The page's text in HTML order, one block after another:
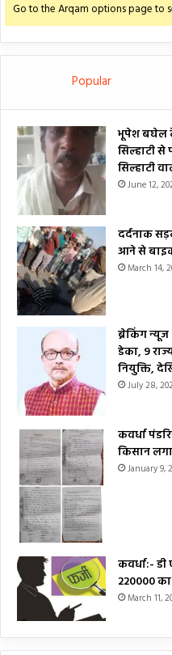
Go to the Arqam options page to
Popular
भूपेश बघेल
सिल्हाटी
सिल्हाटी
June 12,
दर्दनाक
आने से
March 14,
ब्रेकिंग
डेका, 9
नियुक्ति,
July 28,
कवर्धा
किसान
January 9,
कवर्धा:-
₹220000
March 11,